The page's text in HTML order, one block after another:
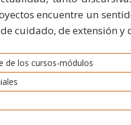
encuentre un
cuidado, de extensión y
de los cursos-módulos